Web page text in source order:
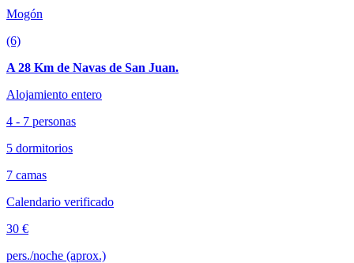
Mogón
(6)
A 28 Km de Navas de San Juan.
Alojamiento entero
4 - 7 personas
5 dormitorios
7 camas
Calendario verificado
30 €
pers./noche (aprox.)